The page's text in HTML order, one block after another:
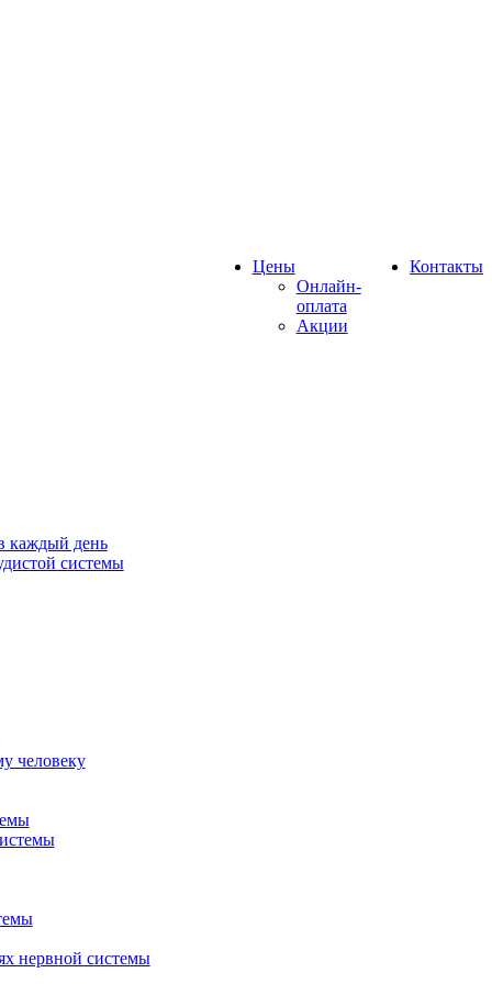
каждый день
системы
человеку
нервной системы
Цены
Онлайн-
оплата
Акции
Контакты